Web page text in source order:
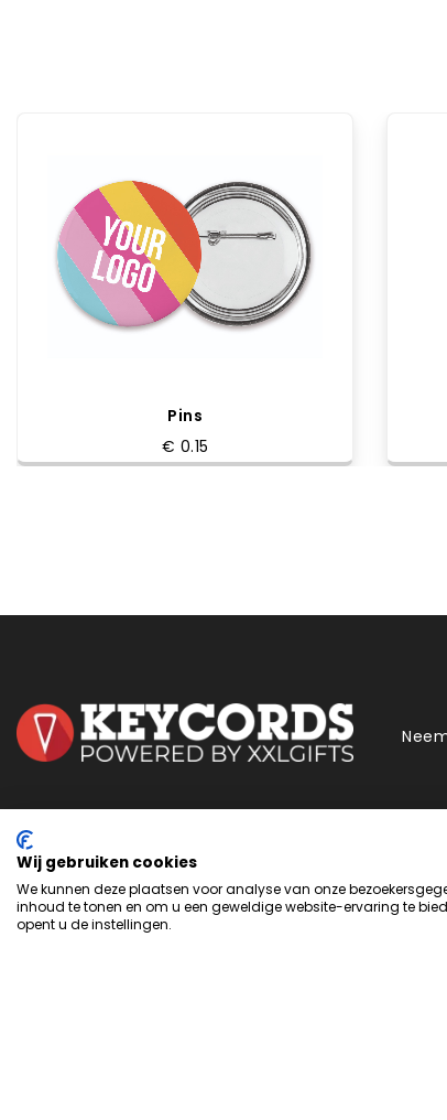
Pins
€ 0.15
Handige links
Winkel
Privacybeleid
Over ons
Meest gestelde vragen
Wij gebruiken cookies
We kunnen deze plaatsen voor analyse van onze
inhoud te tonen en om u een geweldige website-ervaring te
opent u de instellingen.